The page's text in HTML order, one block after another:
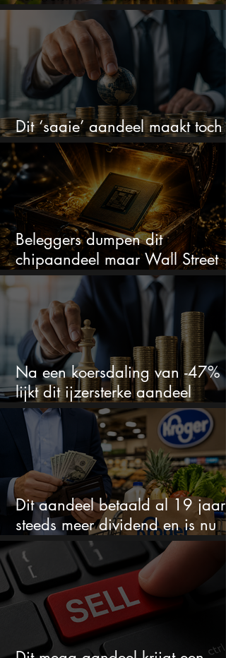
kan dit sprookje doorgaan?
Dit ‘saaie’ aandeel maakt toch
bizar veel winst
Beleggers dumpen dit
chipaandeel maar Wall Street
ziet een zeldzame koopkans
Na een koersdaling van -47%
lijkt dit ijzersterke aandeel
aantrekkelijker dan ooit
Dit aandeel betaald al 19 jaar
steeds meer dividend en is nu
goedkoop